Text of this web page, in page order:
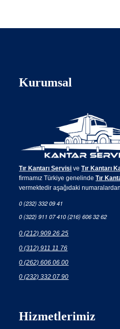
Kurumsal
Tır Kantarı Servisi veTır Kantarı
firmamız Türkiye genelindeTır
vermektedir aşağıdaki
0 (232) 332 09 41
0 (322) 911 07 410 (216) 606 32 62
0 (212) 909 26 25
0 (312) 911 11 76
0 (262) 606 06 00
0 (232) 332 07 90
Hizmetlerimiz